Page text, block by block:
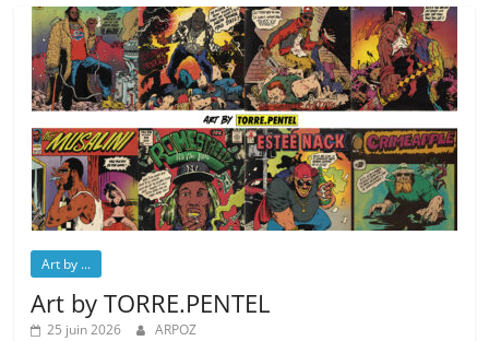
Art by ...
Art by TORRE.PENTEL
25 juin 2026 ARPOZ